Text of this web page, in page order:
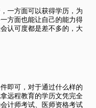
一方面可以获得学历，为
方面也能让自己的能力得
认可度都是差不多的，大
即可，对于通过什么样的
远程教育的学历文凭完全
计师考试、医师资格考试